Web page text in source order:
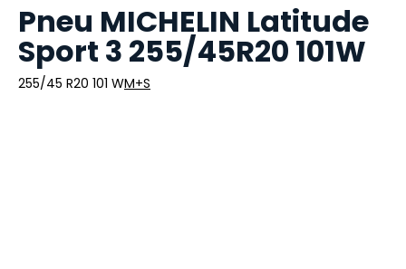
Pneu MICHELIN Latitude
Sport 3 255/45R20 101W
255/45 R20 101 WM+S